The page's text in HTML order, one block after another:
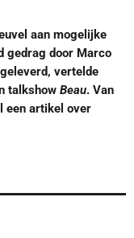
aan mogelijke
gedrag door Marco
vertelde
talkshow Beau. Van
een artikel over